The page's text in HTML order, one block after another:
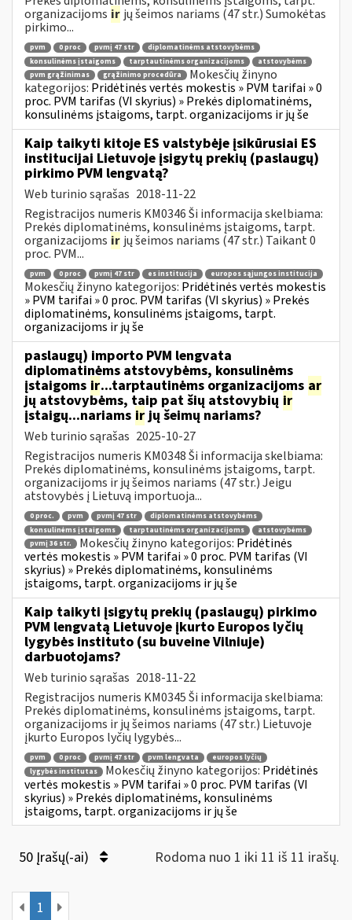
organizacijoms ir jų šeimos nariams (47 str.) Sumokėtas
pirkimo...
pvm 0 proc pvmį 47 str
diplomatinėms atstovybėms
konsulinėms įstaigoms
tarptautinėms organizacijoms
atstovybėms
pvm grąžinimas
grąžinimo procedūra
Mokesčių žinyno
kategorijos: Pridėtinės vertės mokestis » PVM tarifai » 0
proc. PVM tarifas (VI skyrius) » Prekės diplomatinėms,
konsulinėms įstaigoms, tarpt. organizacijoms ir jų še
Kaip taikyti kitoje ES valstybėje įsikūrusiai ES
institucijai Lietuvoje įsigytų prekių (paslaugų)
pirkimo PVM lengvatą?
Web turinio sąrašas 2018-11-22
Registracijos numeris KM0346 Ši informacija skelbiama:
Prekės diplomatinėms, konsulinėms įstaigoms, tarpt.
organizacijoms ir jų šeimos nariams (47 str.) Taikant 0
proc. PVM...
pvm 0 proc pvmį 47 str es institucija europos sąjungos institucija
Mokesčių žinyno kategorijos: Pridėtinės vertės mokestis
» PVM tarifai » 0 proc. PVM tarifas (VI skyrius) » Prekės
diplomatinėms, konsulinėms įstaigoms, tarpt.
organizacijoms ir jų še
paslaugų) importo PVM lengvata
diplomatinėms atstovybėms, konsulinėms
įstaigoms ir...tarptautinėms organizacijoms ar
jų atstovybėms, taip pat šių atstovybių ir
įstaigų...nariams irjų šeimų nariams?
Web turinio sąrašas 2025-10-27
Registracijos numeris KM0348 Ši informacija skelbiama:
Prekės diplomatinėms, konsulinėms įstaigoms, tarpt.
organizacijoms ir jų šeimos nariams (47 str.) Jeigu
atstovybės į Lietuvą importuoja...
0 proc. pvm pvmį 47 str
diplomatinėms atstovybėms
konsulinėms įstaigoms
tarptautinėms organizacijoms
atstovybėms
pvmį 36 str.
Mokesčių žinyno kategorijos: Pridėtinės
vertės mokestis » PVM tarifai » 0 proc. PVM tarifas (VI
skyrius) » Prekės diplomatinėms, konsulinėms
įstaigoms, tarpt. organizacijoms ir jų še
Kaip taikyti įsigytų prekių (paslaugų) pirkimo
PVM lengvatą Lietuvoje įkurto Europos lyčių
lygybės instituto (su buveine Vilniuje)
darbuotojams?
Web turinio sąrašas 2018-11-22
Registracijos numeris KM0345 Ši informacija skelbiama:
Prekės diplomatinėms, konsulinėms įstaigoms, tarpt.
organizacijoms ir jų šeimos nariams (47 str.) Lietuvoje
įkurto Europos lyčių lygybės...
pvm 0 proc pvmį 47 str pvm lengvata
europos lyčių
lygybės institutas
Mokesčių žinyno kategorijos: Pridėtinės
vertės mokestis » PVM tarifai » 0 proc. PVM tarifas (VI
skyrius) » Prekės diplomatinėms, konsulinėms
įstaigoms, tarpt. organizacijoms ir jų še
50 Įrašų(-ai) Rodoma nuo 1 iki 11 iš 11 irašų.
1